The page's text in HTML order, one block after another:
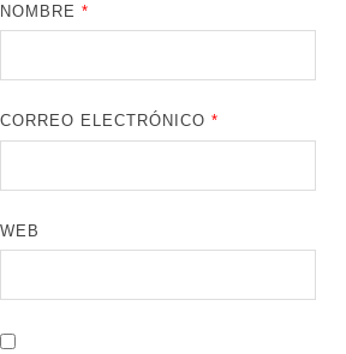
NOMBRE*
CORREO ELECTRÓNICO*
WEB